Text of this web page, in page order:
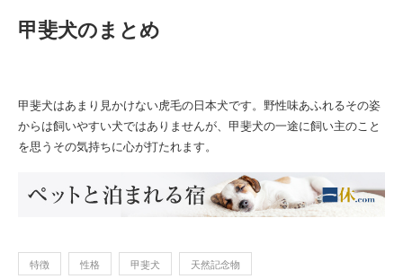
甲斐犬のまとめ
甲斐犬はあまり見かけない虎毛の日本犬です。野性味あふれるその姿
からは飼いやすい犬ではありませんが、甲斐犬の一途に飼い主のこと
を思うその気持ちに心が打たれます。
特徴 性格 甲斐犬 天然記念物